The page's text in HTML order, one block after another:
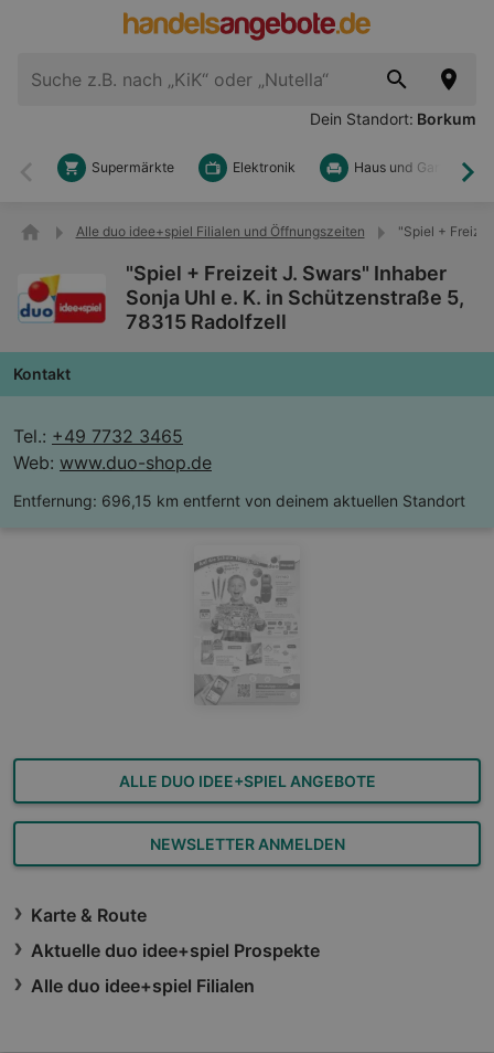
Dein Standort: Borkum
Zurück
Supermärkte Elektronik Haus und Garten
Alle duo idee+spiel Filialen und Öffnungszeiten "Spiel +
"Spiel + Freizeit J. Swars" Inhaber
Sonja Uhl e. K. in Schützenstraße 5,
78315 Radolfzell
Kontakt
Tel.: +49 7732 3465
Web: www.duo-shop.de
Entfernung: 696,15 km entfernt von deinem aktuellen Standort
ALLE DUO IDEE+SPIEL ANGEBOTE
NEWSLETTER ANMELDEN
Karte & Route
Aktuelle duo idee+spiel Prospekte
Alle duo idee+spiel Filialen